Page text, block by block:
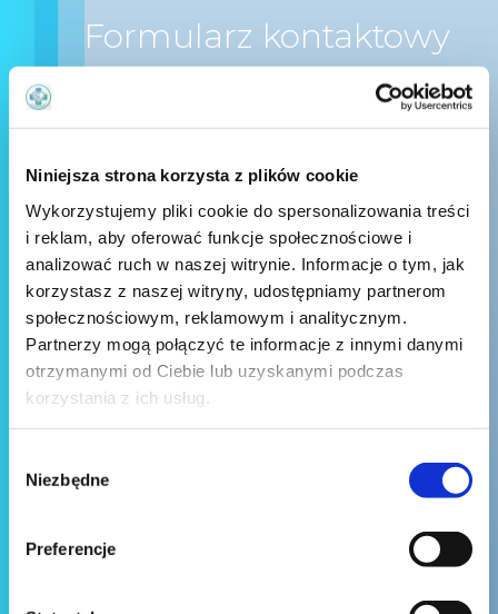
Niniejsza strona korzysta z plików cookie
Wykorzystujemy pliki cookie do spersonalizowania treści
i reklam, aby oferować funkcje społecznościowe i
analizować ruch w naszej witrynie. Informacje o tym, jak
korzystasz z naszej witryny, udostępniamy partnerom
społecznościowym, reklamowym i analitycznym.
Partnerzy mogą połączyć te informacje z innymi danymi
otrzymanymi od Ciebie lub uzyskanymi podczas
korzystania z ich usług.
zgody
Niezbędne
Preferencje
Formularz kontaktowy
Wyślij wiadomość